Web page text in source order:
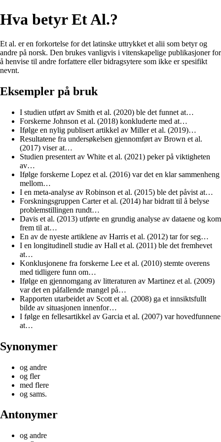
Hva betyr Et Al.?
Et al. er en forkortelse for det latinske uttrykket et alii som betyr og
andre på norsk. Den brukes vanligvis i vitenskapelige publikasjoner for
å henvise til andre forfattere eller bidragsytere som ikke er spesifikt
nevnt.
Eksempler på bruk
I studien utført av Smith et al. (2020) ble det funnet at…
Forskerne Johnson et al. (2018) konkluderte med at…
Ifølge en nylig publisert artikkel av Miller et al. (2019)…
Resultatene fra undersøkelsen gjennomført av Brown et al.
(2017) viser at…
Studien presentert av White et al. (2021) peker på viktigheten
av…
Ifølge forskerne Lopez et al. (2016) var det en klar sammenheng
mellom…
I en meta-analyse av Robinson et al. (2015) ble det påvist at…
Forskningsgruppen Carter et al. (2014) har bidratt til å belyse
problemstillingen rundt…
Davis et al. (2013) utførte en grundig analyse av dataene og kom
frem til at…
En av de nyeste artiklene av Harris et al. (2012) tar for seg…
I en longitudinell studie av Hall et al. (2011) ble det fremhevet
at…
Konklusjonene fra forskerne Lee et al. (2010) stemte overens
med tidligere funn om…
Ifølge en gjennomgang av litteraturen av Martinez et al. (2009)
var det en påfallende mangel på…
Rapporten utarbeidet av Scott et al. (2008) ga et innsiktsfullt
bilde av situasjonen innenfor…
I følge en fellesartikkel av Garcia et al. (2007) var hovedfunnene
at…
Synonymer
og andre
og fler
med flere
og sams.
Antonymer
og andre